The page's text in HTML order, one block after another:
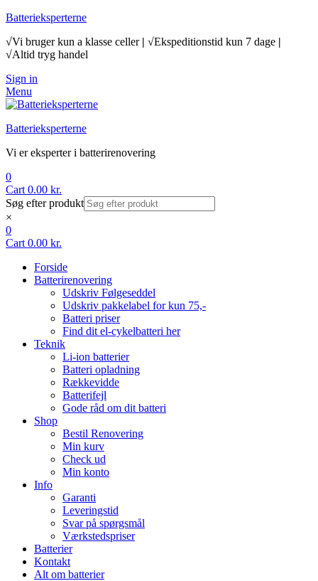
Batterieksperterne
√Vi bruger kun a klasse celler | √Ekspeditionstid kun 7 dage |
√Altid tryg handel
Sign in
Menu
Batterieksperterne
Vi er eksperter i batterirenovering
0
Cart 0.00 kr.
Søg efter produkt
×
0
Cart 0.00 kr.
Forside
Batterirenovering
Udskriv Følgeseddel
Udskriv pakkelabel for kun 75,-
Batteri priser
Find dit el-cykelbatteri her
Teknik
Li-ion batterier
Batteri opladning
Rækkevidde
Batterifejl
Gode råd om dit batteri
Shop
Bestil Renovering
Min kurv
Check ud
Min konto
Info
Garanti
Leveringstid
Svar på spørgsmål
Værkstedspriser
Batterier
Kontakt
Alt om batterier